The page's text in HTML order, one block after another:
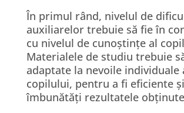
În primul rând, nivelul de
auxiliarelor trebuie să fie în
cu nivelul de cunoștințe al
Materialele de studiu trebuie
adaptate la nevoile individuale
copilului, pentru a fi eficiente
îmbunătăți rezultatele